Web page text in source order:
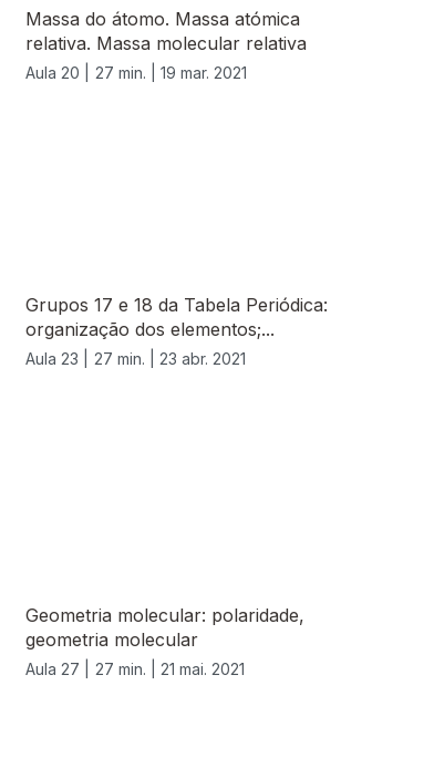
Massa do átomo. Massa atómica
relativa. Massa molecular relativa
Aula 20 | 27 min. | 19 mar. 2021
Grupos 17 e 18 da Tabela Periódica:
organização dos elementos;...
Aula 23 | 27 min. | 23 abr. 2021
Geometria molecular: polaridade,
geometria molecular
Aula 27 | 27 min. | 21 mai. 2021